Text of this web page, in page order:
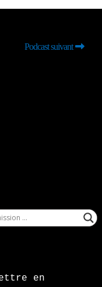
Podcast suivant
en